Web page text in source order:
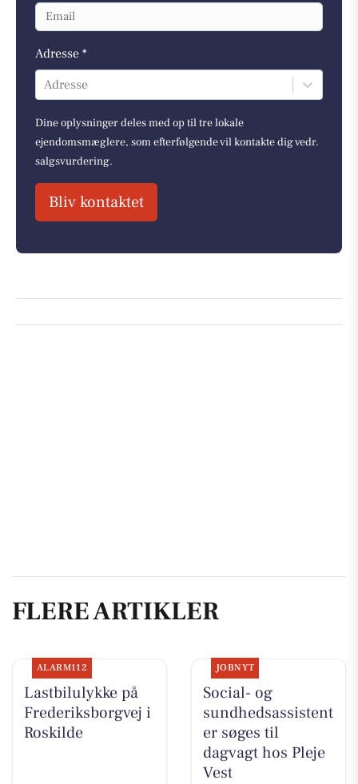
Adresse *
Adresse
Dine oplysninger deles med op til tre lokale
ejendomsmæglere, som efterfølgende vil kontakte dig vedr.
salgsvurdering.
Bliv kontaktet
FLERE ARTIKLER
ALARM112
Lastbilulykke på
Frederiksborgvej i
Roskilde
JOBNYT
Social- og
sundhedsassistent
er søges til
dagvagt hos Pleje
Vest